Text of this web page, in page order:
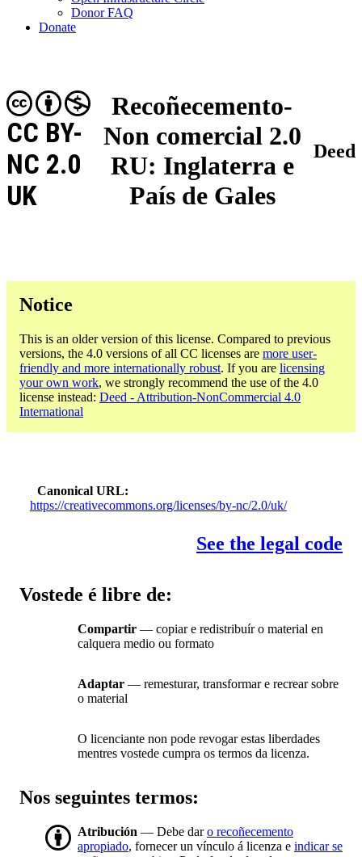
Donor FAQ
Donate
Recoñecemento-
Non comercial 2.0
RU: Inglaterra e
País de Gales
CC BY-
NC 2.0
UK
Deed
Notice
This is an older version of this license. Compared to previous
versions, the 4.0 versions of all CC licenses are more user-
friendly and more internationally robust. If you are licensing
your own work, we strongly recommend the use of the 4.0
license instead: Deed - Attribution-NonCommercial 4.0
International
Canonical URL
https://creativecommons.org/licenses/by-nc/2.0/uk/
See the legal code
Vostede é libre de:
Compartir — copiar e redistribuír o material en
calquera medio ou formato
Adaptar — remesturar, transformar e recrear sobre
o material
O licenciante non pode revogar estas liberdades
mentres vostede cumpra os termos da licenza.
Nos seguintes termos:
Atribución — Debe daro recoñecemento
apropiado, fornecer un vínculo á licenza e indicar se